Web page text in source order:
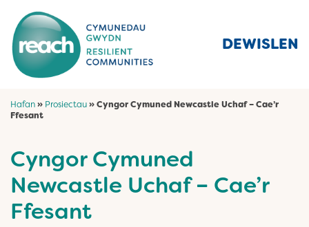
DEWISLEN
Hafan» Prosiectau»Cyngor Cymuned Newcastle Uchaf – Cae’r
Ffesant
Cyngor Cymuned
Newcastle Uchaf – Cae’r
Ffesant